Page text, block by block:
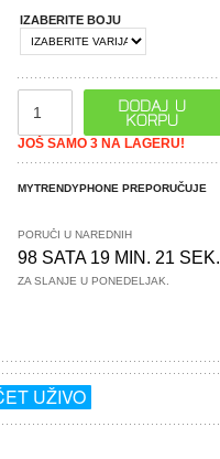
IZABERITE BOJU
JOŠ SAMO 3 NA LAGERU!
MYTRENDYPHONE PREPORUČUJE
PORUČI U NAREDNIH
98 SATA 19 MIN. 21 SEK.
ZA SLANJE U PONEDELJAK.
UŽIVO